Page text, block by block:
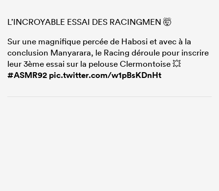
L’INCROYABLE ESSAI DES RACINGMEN 🤯
Sur une magnifique percée de Habosi et avec à la
conclusion Manyarara, le Racing déroule pour inscrire
leur 3ème essai sur la pelouse Clermontoise 💥
#ASMR92 pic.twitter.com/w1pBsKDnHt